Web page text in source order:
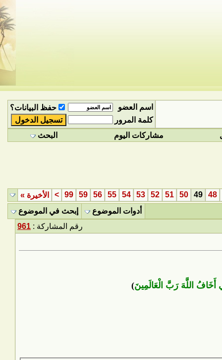
اسم العضو
حفظ البيانات؟
كلمة المرور
مشاركات اليوم البحث
48
49
50
51
52
53
54
55
56
59
99
> الأخيرة »
أدوات الموضوع
إبحث في الموضوع
رقم المشاركة : 961
أَخَافُ اللَّهَ رَبَّ الْعَالَمِينَ)